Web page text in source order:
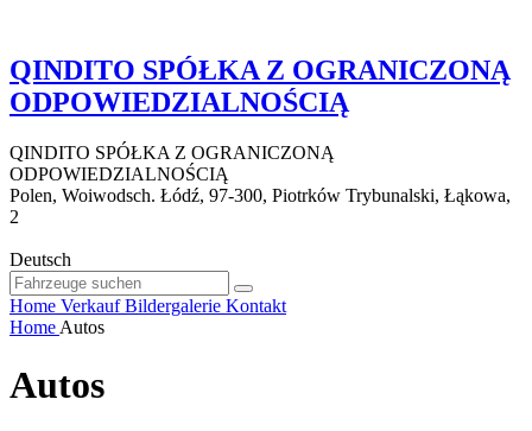
QINDITO SPÓŁKA Z OGRANICZONĄ
ODPOWIEDZIALNOŚCIĄ
QINDITO SPÓŁKA Z OGRANICZONĄ
ODPOWIEDZIALNOŚCIĄ
Polen, Woiwodsch. Łódź, 97-300, Piotrków Trybunalski, Łąkowa,
2
Deutsch
Home Verkauf Bildergalerie Kontakt
Home Autos
Autos